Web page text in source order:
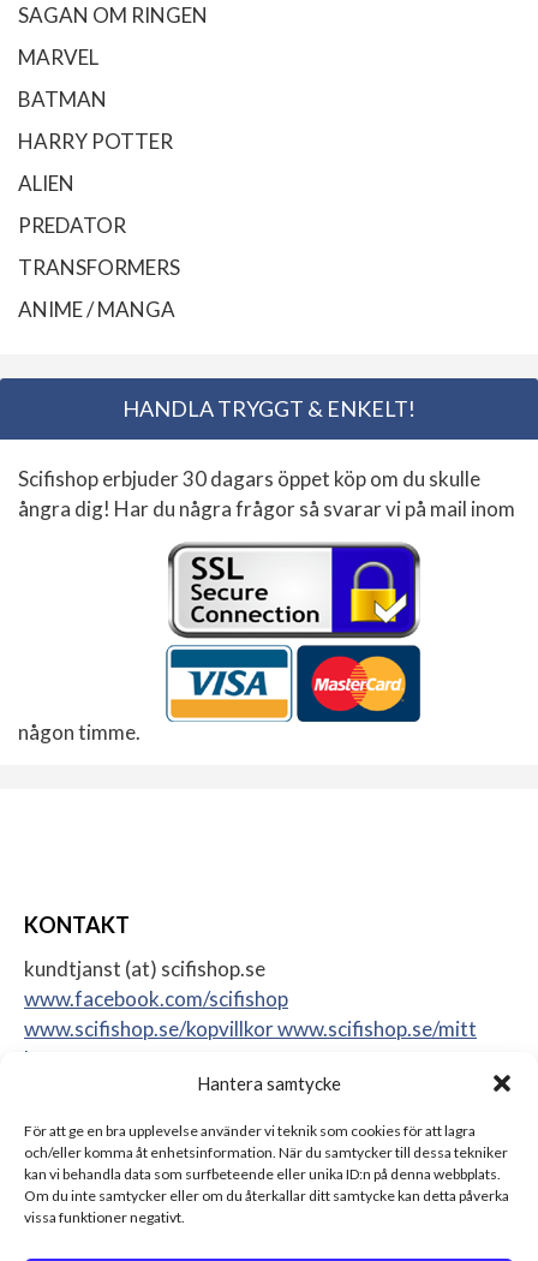
Hantera samtycke
För att ge en bra upplevelse använder vi teknik som cookies för att lagra
och/eller komma åt enhetsinformation. När du samtycker till dessa tekniker
kan vi behandla data som surfbeteende eller unika ID:n på denna webbplats.
Om du inte samtycker eller om du återkallar ditt samtycke kan detta påverka
vissa funktioner negativt.
SAGAN OM RINGEN
MARVEL
BATMAN
HARRY POTTER
ALIEN
PREDATOR
TRANSFORMERS
ANIME / MANGA
HANDLA TRYGGT & ENKELT!
Scifishop erbjuder 30 dagars öppet köp om du skulle
ångra dig! Har du några frågor så svarar vi på mail inom
någon timme.
KONTAKT
kundtjanst (at) scifishop.se
www.facebook.com/scifishop
www.scifishop.se/kopvillkorwww.scifishop.se/mitt
konto
Sweden